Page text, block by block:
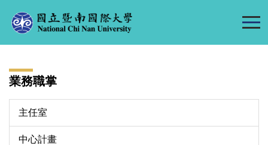
到
內
容
業務職掌
主任室
中心計畫